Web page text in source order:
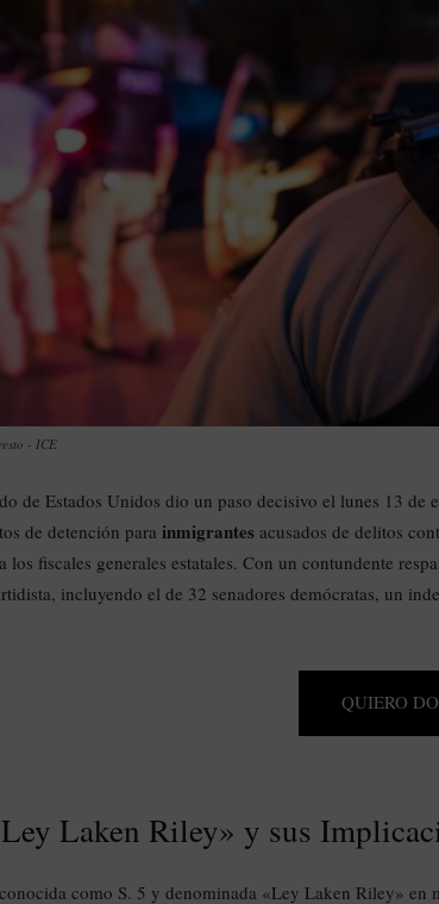
- ICE
de Estados Unidos dio un paso decisivo el lunes 13 de
de detención para inmigrantes acusados de delitos
los fiscales generales estatales. Con un contundente
incluyendo el de 32 senadores demócratas, un
QUIERO
Laken Riley» y sus
como S. 5 y denominada «Ley Laken Riley» en